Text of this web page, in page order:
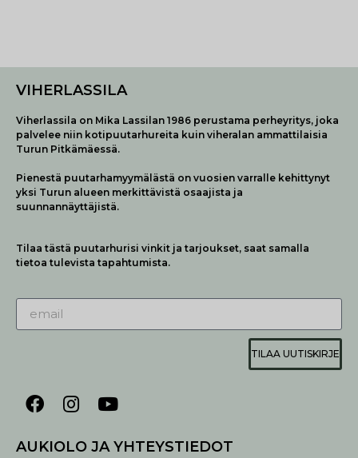
VIHERLASSILA
Viherlassila on Mika Lassilan 1986 perustama perheyritys, joka
palvelee niin kotipuutarhureita kuin viheralan ammattilaisia
Turun Pitkämäessä.
Pienestä puutarhamyymälästä on vuosien varralle kehittynyt
yksi Turun alueen merkittävistä osaajista ja
suunnannäyttäjistä.
Tilaa tästä puutarhurisi vinkit ja tarjoukset, saat samalla
tietoa tulevista tapahtumista.
TILAA UUTISKIRJE
AUKIOLO JA YHTEYSTIEDOT